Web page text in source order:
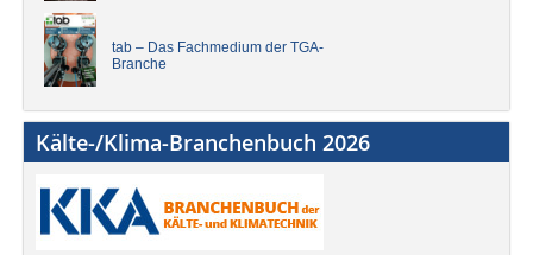
tab – Das Fachmedium der TGA-
Branche
Kälte-/Klima-Branchenbuch 2026